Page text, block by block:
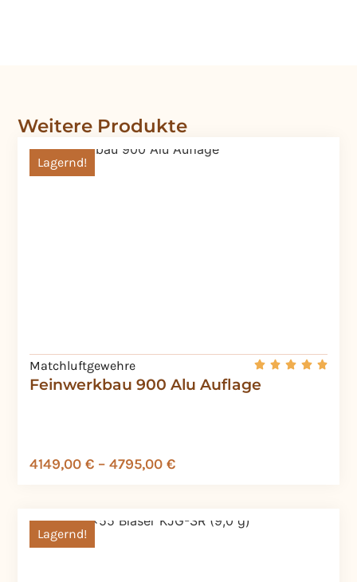
Weitere Produkte
Feinwerkbau 900 Alu Auflage
Lagernd!
Matchluftgewehre
4149,00 € – 4795,00 €
Lagernd!